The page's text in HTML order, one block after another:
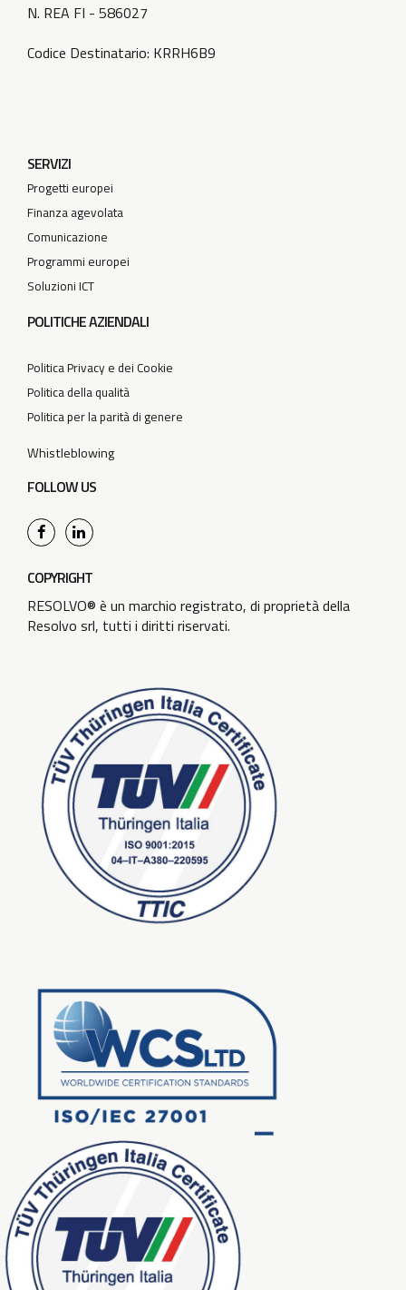
N. REA FI - 586027
Codice Destinatario: KRRH6B9
SERVIZI
Progetti europei
Finanza agevolata
Comunicazione
Programmi europei
Soluzioni ICT
POLITICHE AZIENDALI
Politica Privacy e dei Cookie
Politica della qualità
Politica per la parità di genere
Whistleblowing
FOLLOW US
COPYRIGHT
RESOLVO® è un marchio registrato, di proprietà della
Resolvo srl, tutti i diritti riservati.